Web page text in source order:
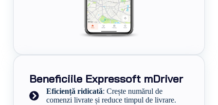
Beneficiile Expressoft mDriver
Eficiență ridicată: Crește numărul de
comenzi livrate și reduce timpul de livrare.